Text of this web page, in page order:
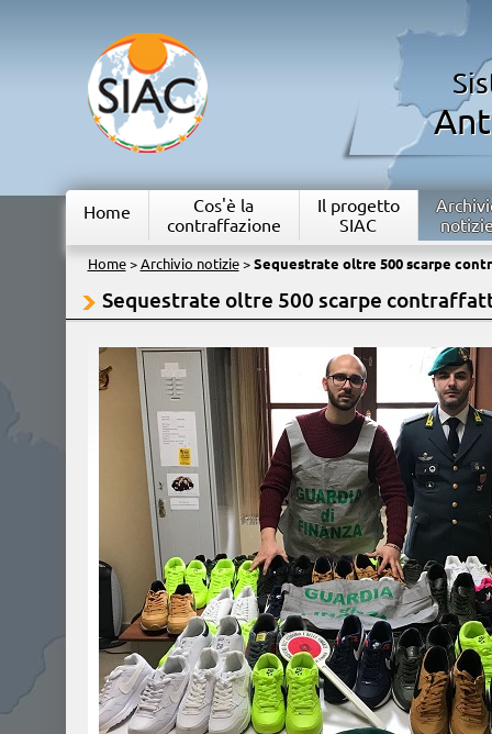
Home
Cos'è la
contraffazione
Il progetto
SIAC
Home> Archivio notizie> Sequestrate oltre 500 scarpe
Sequestrate oltre 500 scarpe